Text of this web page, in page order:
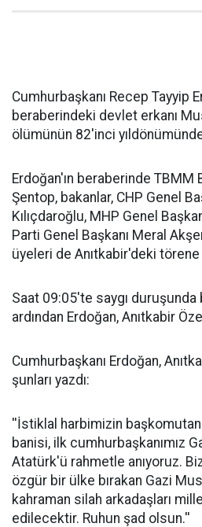
Cumhurbaşkanı Recep Tayyip
beraberindeki devlet erkanı
ölümünün 82'inci
Erdoğan'ın beraberinde TBMM
Şentop, bakanlar, CHP Genel
Kılıçdaroğlu, MHP Genel
Parti Genel Başkanı Meral
üyeleri de Anıtkabir'deki törene
Saat 09:05'te saygı duruşunda
ardından Erdoğan, Anıtkabir
Cumhurbaşkanı Erdoğan,
şunları yazdı:
''İstiklal harbimizin
banisi, ilk cumhurbaşkanımız
Atatürk'ü rahmetle anıyoruz.
özgür bir ülke bırakan Gazi
kahraman silah arkadaşları
edilecektir. Ruhun şad olsun.''